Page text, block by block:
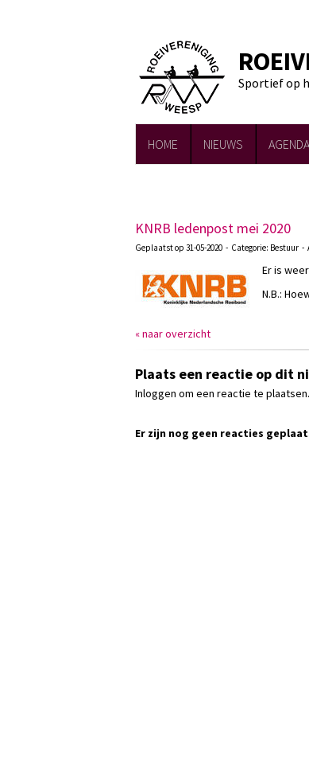
Sportief op
HOME NIEUWS AGENDA
KNRB ledenpost mei 2020
Geplaatst op 31-05-2020 - Categorie: Bestuur
Er is
N.B.:
« naar overzicht
Plaats een reactie op dit
Inloggen om een reactie te plaatsen.
Er zijn nog geen reacties